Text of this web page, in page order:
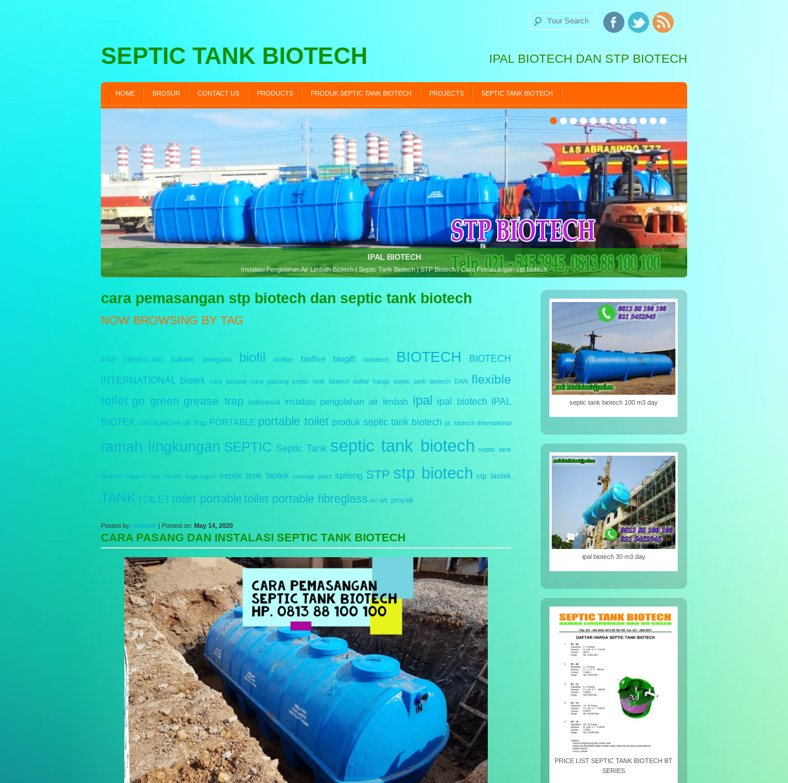
SEPTIC TANK BIOTECH IPAL BIOTECH DAN STP BIOTECH
HOME BROSUR CONTACT US PRODUCTS PRODUK SEPTIC TANK BIOTECH PROJECTS SEPTIC TANK BIOTECH
STP BIOTECH
Sewage treatment Plant Biotech | Septic Tank Biotech RC Series | Cara Pemasangan Septic tank Biotech
cara pemasangan stp biotech dan septic tank biotech
NOW BROWSING BY TAG
ATAP FIBREGLASS bakteri pengurai biofil biofilter biofive biogift biohitech BIOTECH BIOTECH
INTERNATIONAL biotek cara pasang cara pasang septic tank biotech daftar harga septic tank biotech DAN flexible
toilet go green grease trap indonesia instalasi pengolahan air limbah ipal ipal biotech IPAL
BIOTEK LINGKUNGAN oil trap PORTABLE portable toilet produk septic tank biotech pt. biotech international
ramah lingkungan SEPTIC Septic Tank septic tank biotech septic tank
biotech modern dan ramah lingkungan septik tenk biotek sewage plant spiteng STP stp biotech stp biotek
TANK TOILET toilet portabletoilet portable fibreglass wc wc proyek
Posted by: biotech | Posted on: May 14, 2020
CARA PASANG DAN INSTALASI SEPTIC TANK BIOTECH
septic tank biotech 100 m3 day
ipal biotech 30 m3 day
PRICE LIST SEPTIC TANK BIOTECH BT
SERIES